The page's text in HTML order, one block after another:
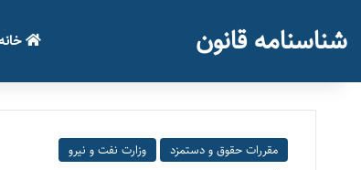
شناسنامه قانون
مقررات حقوق و دستمزد وزارت نفت و نیرو